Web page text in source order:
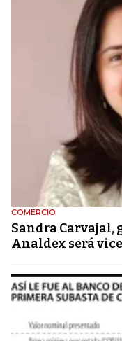
COMERCIO
Sandra Carvajal,
Analdex será